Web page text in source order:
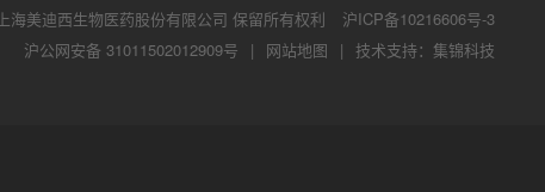
上海美迪西生物医药股份有限公司 保留所有权利
沪ICP备10216606号-3
沪公网安备 31011502012909号
| 网站地图 | 技术支持：集锦科技